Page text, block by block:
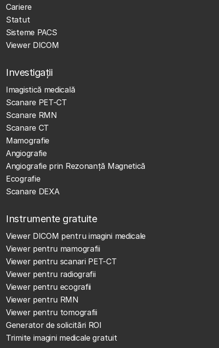
Cariere
Statut
Sisteme PACS
Viewer DICOM
Investigații
Imagistică medicală
Scanare PET-CT
Scanare RMN
Scanare CT
Mamografie
Angiografie
Angiografie prin Rezonanță Magnetică
Ecografie
Scanare DEXA
Instrumente gratuite
Viewer DICOM pentru imagini medicale
Viewer pentru mamografii
Viewer pentru scanari PET-CT
Viewer pentru radiografii
Viewer pentru ecografii
Viewer pentru RMN
Viewer pentru tomografii
Generator de solicitări ROI
Trimite imagini medicale gratuit